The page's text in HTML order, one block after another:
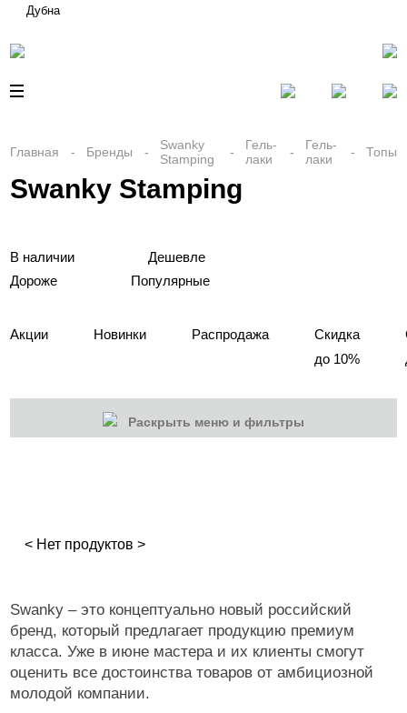
Дубна
Главная Бренды
Swanky
Stamping
Гель-
лаки
Гель-
лаки
Топы
Swanky Stamping
В наличии
Дешевле
Дороже
Популярные
Акции Новинки Распродажа
Скидка
до 10%
Раскрыть меню и фильтры
Оборудование
< Нет продуктов >
Swanky – это концептуально новый российский
бренд, который предлагает продукцию премиум
класса. Уже в июне мастера и их клиенты смогут
оценить все достоинства товаров от амбициозной
молодой компании.